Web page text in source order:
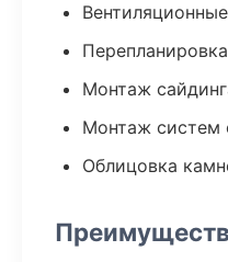
Перепланировка
Монтаж
Монтаж систем
Облицовка